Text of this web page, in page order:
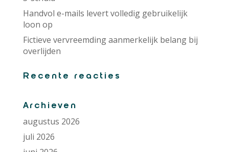
Handvol e-mails levert volledig gebruikelijk
loon op
Fictieve vervreemding aanmerkelijk belang bij
overlijden
Recente reacties
Archieven
augustus 2026
juli 2026